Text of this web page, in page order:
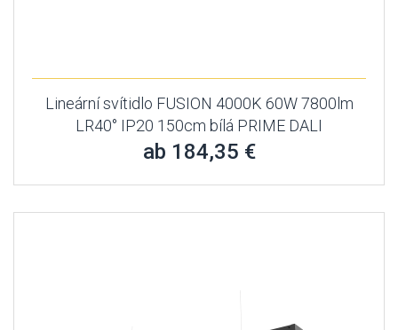
Lineární svítidlo FUSION 4000K 60W 7800lm
LR40° IP20 150cm bílá PRIME DALI
ab 184,35 €